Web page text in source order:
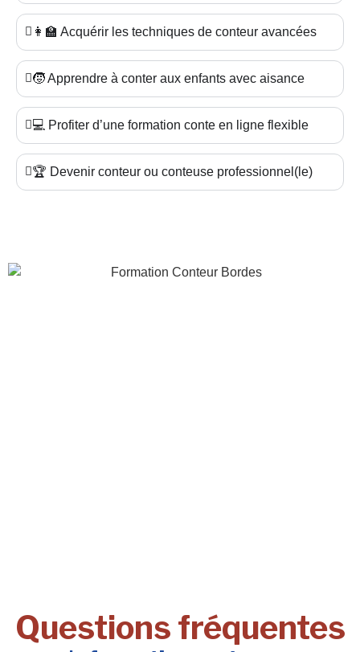
👩‍🏫 Acquérir les techniques de conteur avancées
🧒 Apprendre à conter aux enfants avec aisance
💻 Profiter d’une formation conte en ligne flexible
🏆 Devenir conteur ou conteuse professionnel(le)
Questions fréquentes